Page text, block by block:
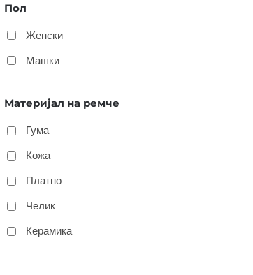
Пол
Женски
Машки
Материјал на ремче
Гума
Кожа
Платно
Челик
Керамика